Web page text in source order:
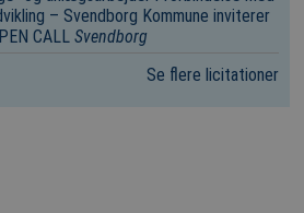
– Svendborg Kommune inviterer
CALL Svendborg
Se flere licitationer